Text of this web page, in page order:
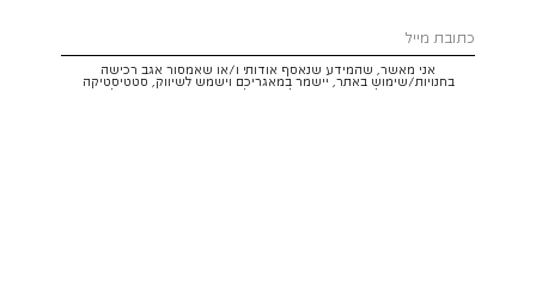
אני מאשר, שהמידע שנאסף אודותי ו/או שאמסור אגב רכישה
בחנויות/שימוש באתר, יישמר במאגריכם וישמש לשיווק, סטטיסטיקה
והתאמת הטבות לצרכיי, בהתאם
לתקנון ולמדיניות הפרטיות
. ידוע לי שזכותי